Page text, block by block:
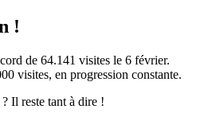
!
de 64.141 visites le 6 février.
visites, en progression constante.
Il reste tant à dire !